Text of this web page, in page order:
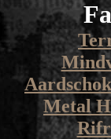
Aardschok
Metal